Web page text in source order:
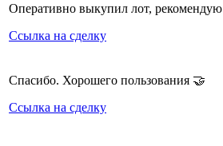
Оперативно выкупил лот, рекомендую
Ссылка на сделку
Спасибо. Хорошего пользования 🤝
Ссылка на сделку